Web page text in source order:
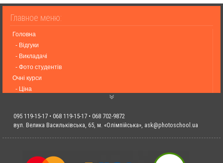
Головна
- Відгуки
- Викладачі
- Фото студентів
Очні курси
- Ціна
Події
095 119-15-17 • 068 119-15-17 • 068 702-9872
вул. Велика Васильківська, 65, м. «Олімпійська», ask@photoschool.ua